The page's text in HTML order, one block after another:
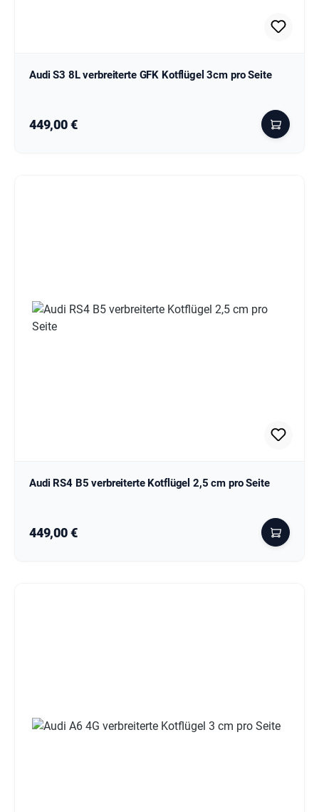
Audi S3 8L verbreiterte GFK Kotflügel 3cm pro Seite
Regulärer Preis:
449,00 €
Audi RS4 B5 verbreiterte Kotflügel 2,5 cm pro Seite
Regulärer Preis:
449,00 €